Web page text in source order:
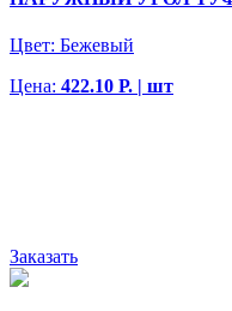
Цвет: Бежевый
Цена: 422.10 Р. | шт
Заказать